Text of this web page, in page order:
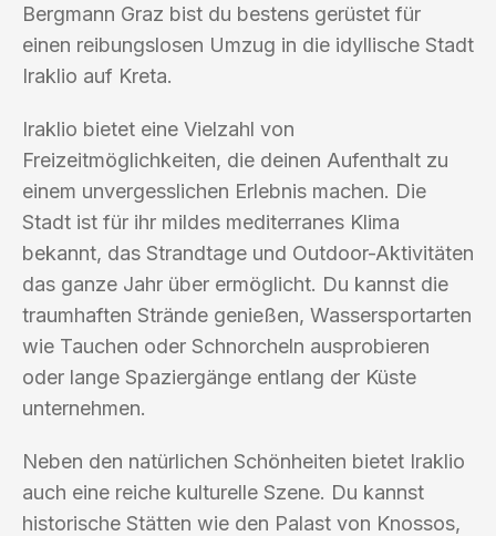
Bergmann Graz bist du bestens gerüstet für
einen reibungslosen Umzug in die idyllische Stadt
Iraklio auf Kreta.
Iraklio bietet eine Vielzahl von
Freizeitmöglichkeiten, die deinen Aufenthalt zu
einem unvergesslichen Erlebnis machen. Die
Stadt ist für ihr mildes mediterranes Klima
bekannt, das Strandtage und Outdoor-Aktivitäten
das ganze Jahr über ermöglicht. Du kannst die
traumhaften Strände genießen, Wassersportarten
wie Tauchen oder Schnorcheln ausprobieren
oder lange Spaziergänge entlang der Küste
unternehmen.
Neben den natürlichen Schönheiten bietet Iraklio
auch eine reiche kulturelle Szene. Du kannst
historische Stätten wie den Palast von Knossos,